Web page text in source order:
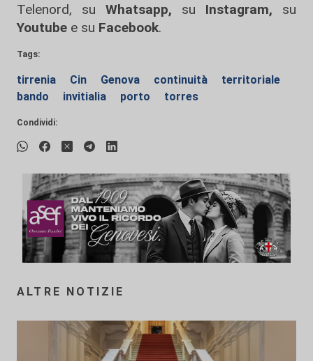
Telenord, su
Whatsapp, su Instagram, su
Youtube e su Facebook.
Tags:
tirrenia Cin Genova continuità
territoriale
bando
invitialia porto torres
Condividi:
ALTRE NOTIZIE